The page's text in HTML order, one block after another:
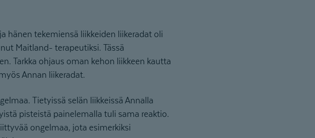
hänen tekemiensä liikkeiden liikeradat oli
Maitland- terapeutiksi. Tässä
Tarkka ohjaus oman kehon liikkeen kautta
Annan liikeradat.
Tietyissä selän liikkeissä Annalla
pisteistä painelemalla tuli sama reaktio.
ongelmaa, jota esimerkiksi